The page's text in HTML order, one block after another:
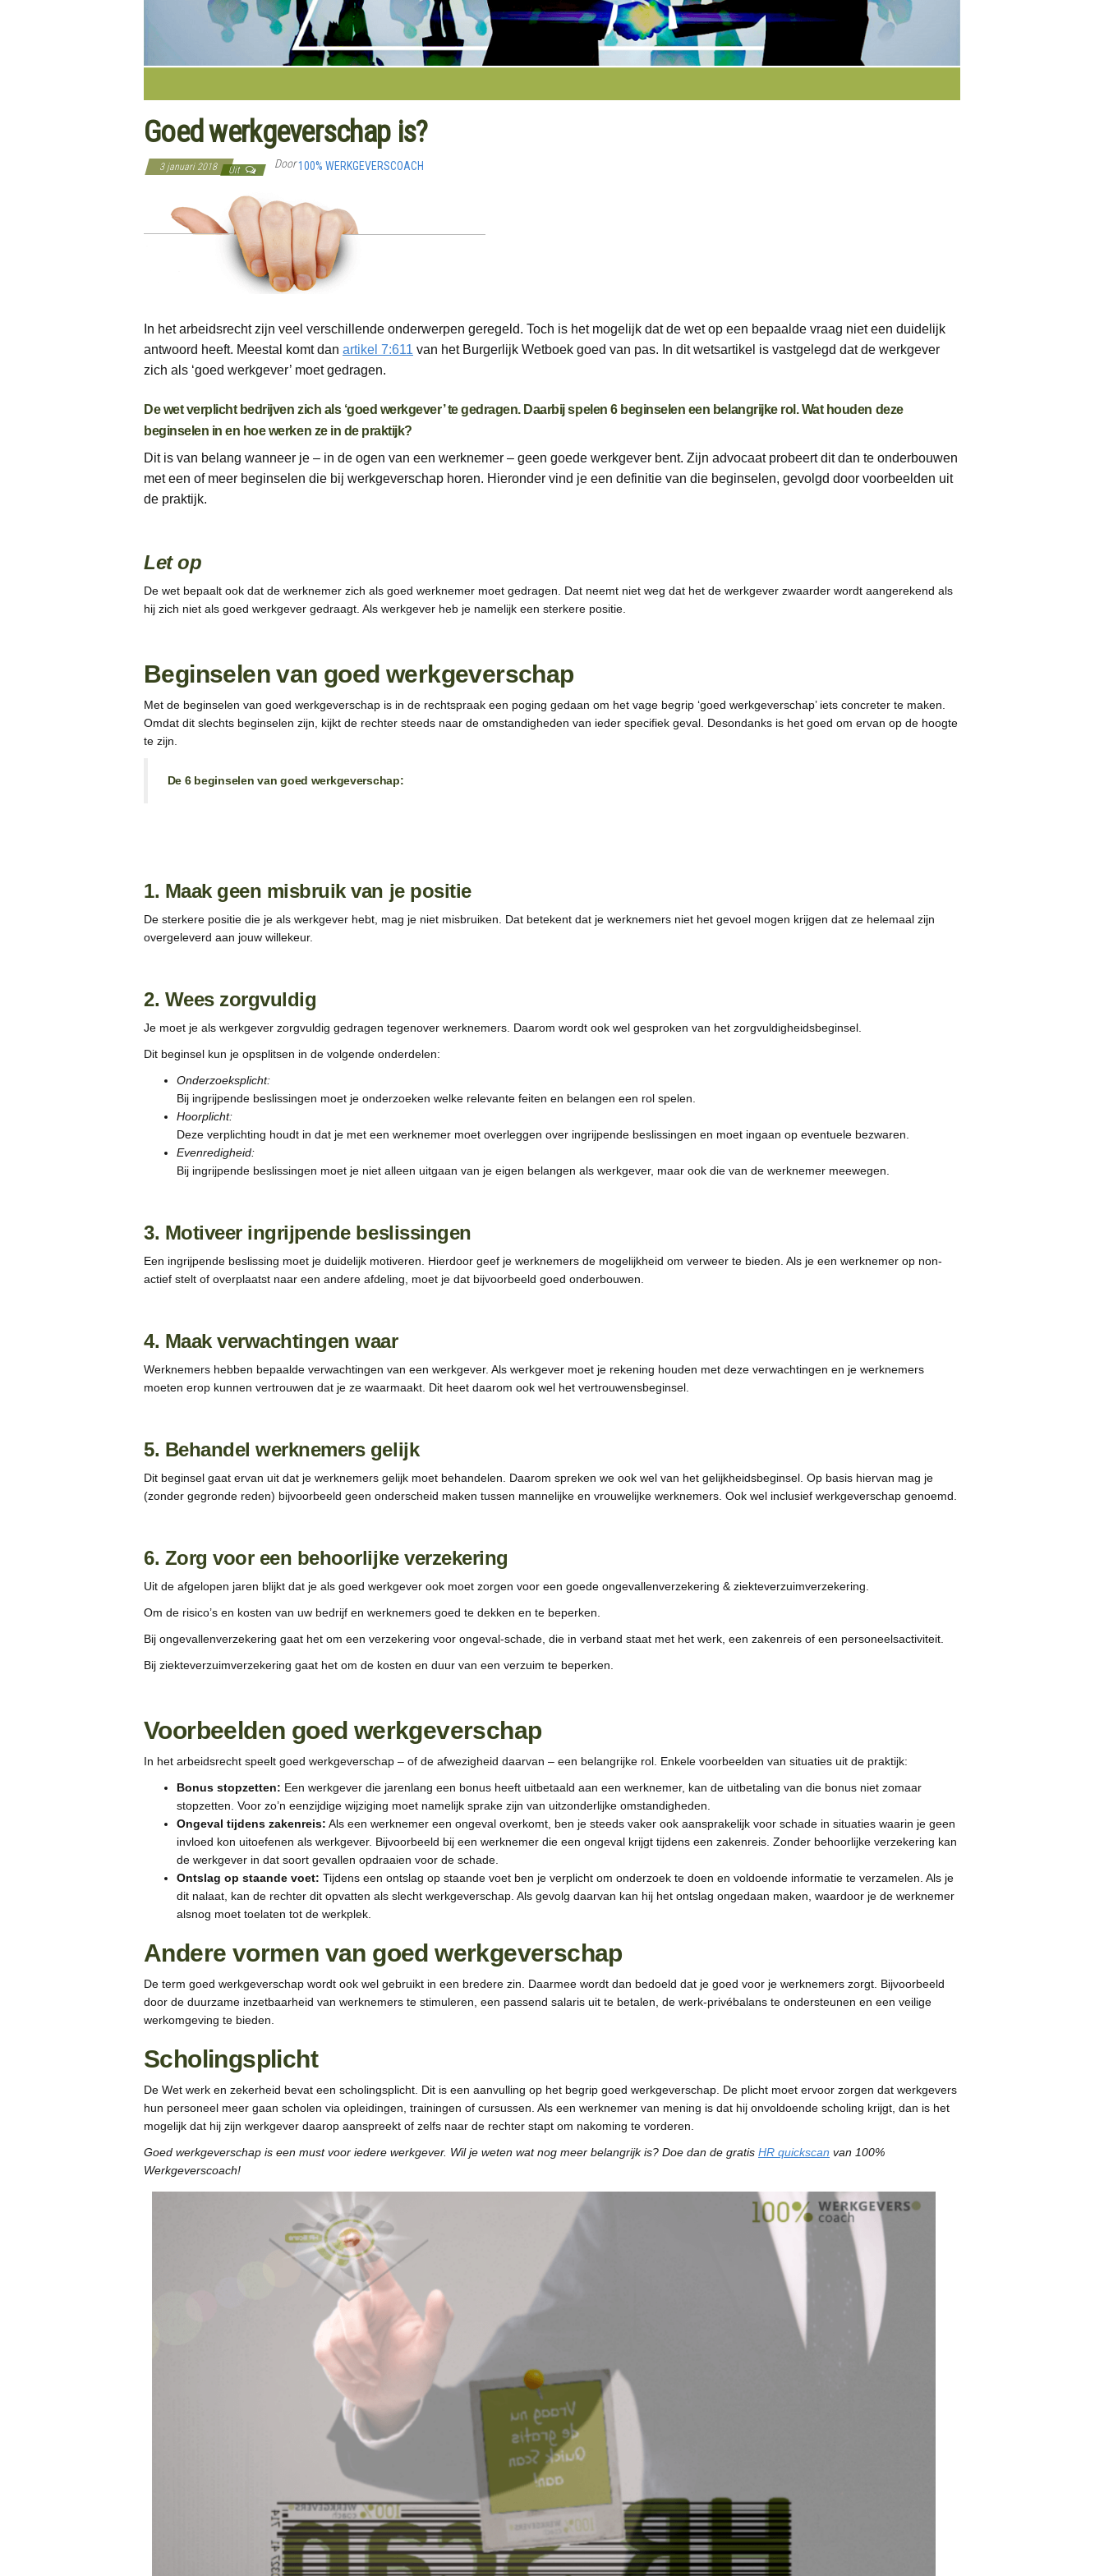
Goed werkgeverschap is?
3 januari 2018 Uit Door100% WERKGEVERSCOACH
In het arbeidsrecht zijn veel verschillende onderwerpen geregeld. Toch is het mogelijk dat de wet op een bepaalde vraag niet een duidelijk
antwoord heeft. Meestal komt dan artikel 7:611 van het Burgerlijk Wetboek goed van pas. In dit wetsartikel is vastgelegd dat de werkgever
zich als ‘goed werkgever’ moet gedragen.
De wet verplicht bedrijven zich als ‘goed werkgever’ te gedragen. Daarbij spelen 6 beginselen een belangrijke rol. Wat houden deze
beginselen in en hoe werken ze in de praktijk?
Dit is van belang wanneer je – in de ogen van een werknemer – geen goede werkgever bent. Zijn advocaat probeert dit dan te onderbouwen
met een of meer beginselen die bij werkgeverschap horen. Hieronder vind je een definitie van die beginselen, gevolgd door voorbeelden uit
de praktijk.
Let op
De wet bepaalt ook dat de werknemer zich als goed werknemer moet gedragen. Dat neemt niet weg dat het de werkgever zwaarder wordt aangerekend als
hij zich niet als goed werkgever gedraagt. Als werkgever heb je namelijk een sterkere positie.
Beginselen van goed werkgeverschap
Met de beginselen van goed werkgeverschap is in de rechtspraak een poging gedaan om het vage begrip ‘goed werkgeverschap’ iets concreter te maken.
Omdat dit slechts beginselen zijn, kijkt de rechter steeds naar de omstandigheden van ieder specifiek geval. Desondanks is het goed om ervan op de hoogte
te zijn.
De 6 beginselen van goed werkgeverschap:
1. Maak geen misbruik van je positie
De sterkere positie die je als werkgever hebt, mag je niet misbruiken. Dat betekent dat je werknemers niet het gevoel mogen krijgen dat ze helemaal zijn
overgeleverd aan jouw willekeur.
2. Wees zorgvuldig
Je moet je als werkgever zorgvuldig gedragen tegenover werknemers. Daarom wordt ook wel gesproken van het zorgvuldigheidsbeginsel.
Dit beginsel kun je opsplitsen in de volgende onderdelen:
Onderzoeksplicht:
Bij ingrijpende beslissingen moet je onderzoeken welke relevante feiten en belangen een rol spelen.
Hoorplicht:
Deze verplichting houdt in dat je met een werknemer moet overleggen over ingrijpende beslissingen en moet ingaan op eventuele bezwaren.
Evenredigheid:
Bij ingrijpende beslissingen moet je niet alleen uitgaan van je eigen belangen als werkgever, maar ook die van de werknemer meewegen.
3. Motiveer ingrijpende beslissingen
Een ingrijpende beslissing moet je duidelijk motiveren. Hierdoor geef je werknemers de mogelijkheid om verweer te bieden. Als je een werknemer op non-
actief stelt of overplaatst naar een andere afdeling, moet je dat bijvoorbeeld goed onderbouwen.
4. Maak verwachtingen waar
Werknemers hebben bepaalde verwachtingen van een werkgever. Als werkgever moet je rekening houden met deze verwachtingen en je werknemers
moeten erop kunnen vertrouwen dat je ze waarmaakt. Dit heet daarom ook wel het vertrouwensbeginsel.
5. Behandel werknemers gelijk
Dit beginsel gaat ervan uit dat je werknemers gelijk moet behandelen. Daarom spreken we ook wel van het gelijkheidsbeginsel. Op basis hiervan mag je
(zonder gegronde reden) bijvoorbeeld geen onderscheid maken tussen mannelijke en vrouwelijke werknemers. Ook wel inclusief werkgeverschap genoemd.
6. Zorg voor een behoorlijke verzekering
Uit de afgelopen jaren blijkt dat je als goed werkgever ook moet zorgen voor een goede ongevallenverzekering & ziekteverzuimverzekering.
Om de risico’s en kosten van uw bedrijf en werknemers goed te dekken en te beperken.
Bij ongevallenverzekering gaat het om een verzekering voor ongeval-schade, die in verband staat met het werk, een zakenreis of een personeelsactiviteit.
Bij ziekteverzuimverzekering gaat het om de kosten en duur van een verzuim te beperken.
Voorbeelden goed werkgeverschap
In het arbeidsrecht speelt goed werkgeverschap – of de afwezigheid daarvan – een belangrijke rol. Enkele voorbeelden van situaties uit de praktijk:
Bonus stopzetten: Een werkgever die jarenlang een bonus heeft uitbetaald aan een werknemer, kan de uitbetaling van die bonus niet zomaar
stopzetten. Voor zo’n eenzijdige wijziging moet namelijk sprake zijn van uitzonderlijke omstandigheden.
Ongeval tijdens zakenreis: Als een werknemer een ongeval overkomt, ben je steeds vaker ook aansprakelijk voor schade in situaties waarin je geen
invloed kon uitoefenen als werkgever. Bijvoorbeeld bij een werknemer die een ongeval krijgt tijdens een zakenreis. Zonder behoorlijke verzekering kan
de werkgever in dat soort gevallen opdraaien voor de schade.
Ontslag op staande voet: Tijdens een ontslag op staande voet ben je verplicht om onderzoek te doen en voldoende informatie te verzamelen. Als je
dit nalaat, kan de rechter dit opvatten als slecht werkgeverschap. Als gevolg daarvan kan hij het ontslag ongedaan maken, waardoor je de werknemer
alsnog moet toelaten tot de werkplek.
Andere vormen van goed werkgeverschap
De term goed werkgeverschap wordt ook wel gebruikt in een bredere zin. Daarmee wordt dan bedoeld dat je goed voor je werknemers zorgt. Bijvoorbeeld
door de duurzame inzetbaarheid van werknemers te stimuleren, een passend salaris uit te betalen, de werk-privébalans te ondersteunen en een veilige
werkomgeving te bieden.
Scholingsplicht
De Wet werk en zekerheid bevat een scholingsplicht. Dit is een aanvulling op het begrip goed werkgeverschap. De plicht moet ervoor zorgen dat werkgevers
hun personeel meer gaan scholen via opleidingen, trainingen of cursussen. Als een werknemer van mening is dat hij onvoldoende scholing krijgt, dan is het
mogelijk dat hij zijn werkgever daarop aanspreekt of zelfs naar de rechter stapt om nakoming te vorderen.
Goed werkgeverschap is een must voor iedere werkgever. Wil je weten wat nog meer belangrijk is? Doe dan de gratis HR quickscan van 100%
Werkgeverscoach!